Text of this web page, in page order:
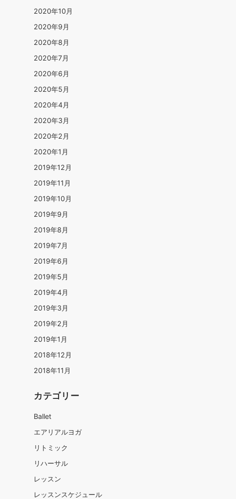
2020年10月
2020年9月
2020年8月
2020年7月
2020年6月
2020年5月
2020年4月
2020年3月
2020年2月
2020年1月
2019年12月
2019年11月
2019年10月
2019年9月
2019年8月
2019年7月
2019年6月
2019年5月
2019年4月
2019年3月
2019年2月
2019年1月
2018年12月
2018年11月
カテゴリー
Ballet
エアリアルヨガ
リトミック
リハーサル
レッスン
レッスンスケジュール